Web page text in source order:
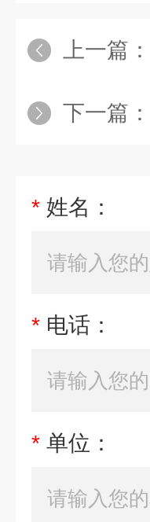
上一篇：
下一篇：
* 姓名：
* 电话：
* 单位：